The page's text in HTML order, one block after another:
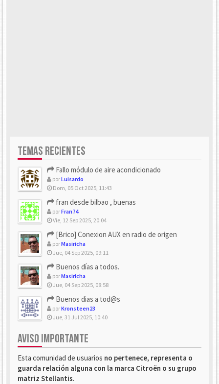
TEMAS RECIENTES
Fallo módulo de aire acondicionado
porLuisardo
Dom, 05 Oct 2025, 11:43
fran desde bilbao , buenas
porFran74
Vie, 12 Sep 2025, 20:04
[Brico] Conexion AUX en radio de origen
porMasiricha
Jue, 04 Sep 2025, 09:11
Buenos días a todos.
porMasiricha
Jue, 04 Sep 2025, 08:58
Buenos dias a tod@s
porKronsteen23
Jue, 31 Jul 2025, 10:40
AVISO IMPORTANTE
Esta comunidad de usuarios no pertenece, representa o
guarda relación alguna con la marca Citroën o su grupo
matriz Stellantis.